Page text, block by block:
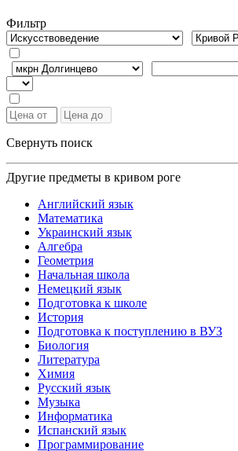
Фильтр
Свернуть поиск
Другие предметы в кривом роге
Английский язык
Математика
Украинский язык
Алгебра
Геометрия
Начальная школа
Немецкий язык
Подготовка к школе
История
Подготовка к поступлению в ВУЗ
Биология
Литература
Химия
Русский язык
Музыка
Информатика
Испанский язык
Программирование